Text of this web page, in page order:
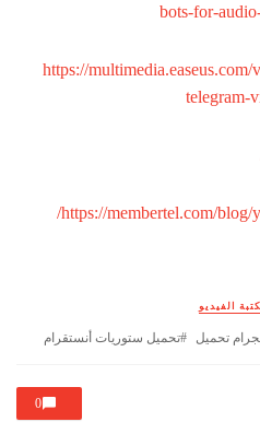
bots-for-
https://
telegram-
https://membertel.com/blog/
الفيديو
تحميل تحميل ستوريات أنستقرام
0